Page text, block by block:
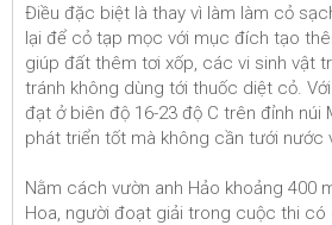
Điều đặc biệt là thay vì làm làm cỏ
lại để cỏ tạp mọc với mục đích tạo
giúp đất thêm tơi xốp, các vi sinh vật
tránh không dùng tới thuốc diệt cỏ.
đạt ở biên độ 16-23 độ C trên đỉnh núi
phát triển tốt mà không cần tưới nước
Nằm cách vườn anh Hảo khoảng 400
Hoa, người đoạt giải trong cuộc thi có